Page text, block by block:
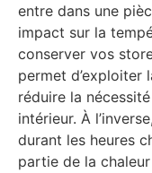
entre dans une
impact sur la
conserver vos
permet d’exploiter
réduire la
intérieur. À
durant les heures
partie de la